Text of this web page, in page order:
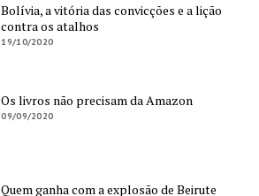
Bolívia, a vitória das convicções e a lição
contra os atalhos
19/10/2020
Os livros não precisam da Amazon
09/09/2020
Quem ganha com a explosão de Beirute